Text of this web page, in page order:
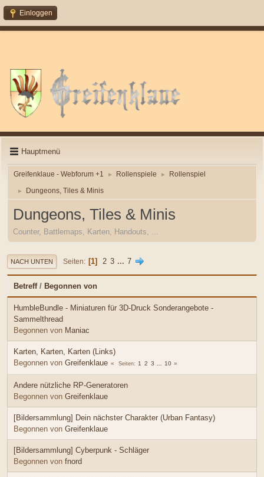
Einloggen
Hauptmenü
Greifenklaue - Webforum +1 ► Rollenspiele ► Rollenspiel
► Dungeons, Tiles & Minis
Dungeons, Tiles & Minis
Counter, Battlemaps, Karten, Handouts, ...
NACH UNTEN Seiten 1 2 3 ... 7
Betreff/ Begonnen von
HumbleBundle - Miniaturen für 3D-Druck Sonderangebote -
Sammelthread
Begonnen von Maniac
Karten, Karten, Karten (Links)
Begonnen von Greifenklaue Seiten 1 2 3 10
Andere nützliche RP-Generatoren
Begonnen von Greifenklaue
[Bildersammlung] Dein nächster Charakter (Urban Fantasy)
Begonnen von Greifenklaue
[Bildersammlung] Cyberpunk - Schläger
Begonnen von fnord